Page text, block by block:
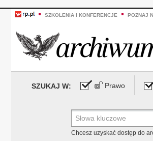
SZKOLENIA I KONFERENCJE POZNAJ
SZUKAJ W: Prawo
Chcesz uzyskać dostęp do